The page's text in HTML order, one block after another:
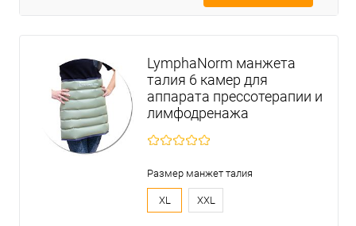
LymphaNorm манжета
талия 6 камер для
аппарата прессотерапии и
лимфодренажа
Размер манжет талия
XL XXL